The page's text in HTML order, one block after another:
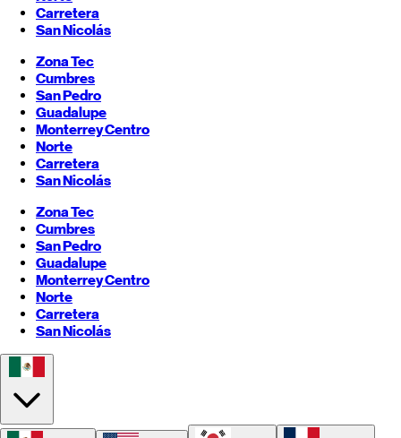
Carretera
San Nicolás
Zona Tec
Cumbres
San Pedro
Guadalupe
MonterreyCentro
Norte
Carretera
San Nicolás
Zona Tec
Cumbres
San Pedro
Guadalupe
MonterreyCentro
Norte
Carretera
San Nicolás